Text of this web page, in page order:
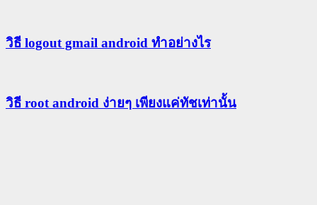
วิธี logout gmail android ทำอย่างไร
วิธี root android ง่ายๆ เพียงแค่ทัชเท่านั้น